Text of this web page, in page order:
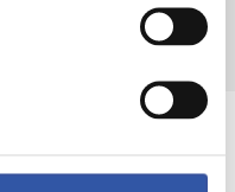
08/08/2026